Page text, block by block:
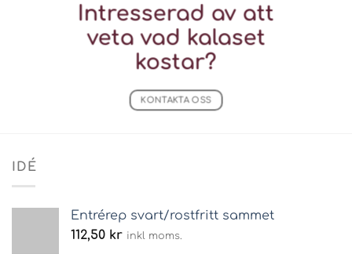
Intresserad av att
veta vad kalaset
kostar?
KONTAKTA OSS
IDÉ
Entrérep svart/rostfritt sammet
112,50 kr inkl moms.